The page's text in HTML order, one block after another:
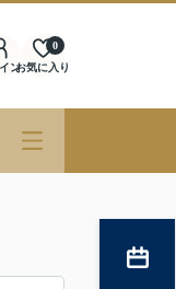
ンお気に入り
0